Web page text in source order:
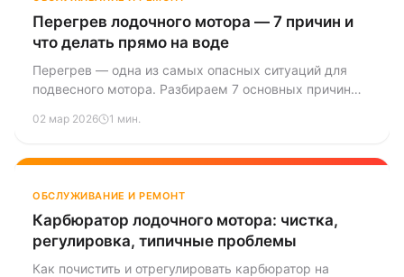
Перегрев лодочного мотора — 7 причин и
что делать прямо на воде
Перегрев — одна из самых опасных ситуаций для
подвесного мотора. Разбираем 7 основных причин
делать, если температура полезла вверх прямо
02 мар 2026 1 мин.
ОБСЛУЖИВАНИЕ И РЕМОНТ
Карбюратор лодочного мотора: чистка,
регулировка, типичные проблемы
Как почистить и отрегулировать карбюратор на